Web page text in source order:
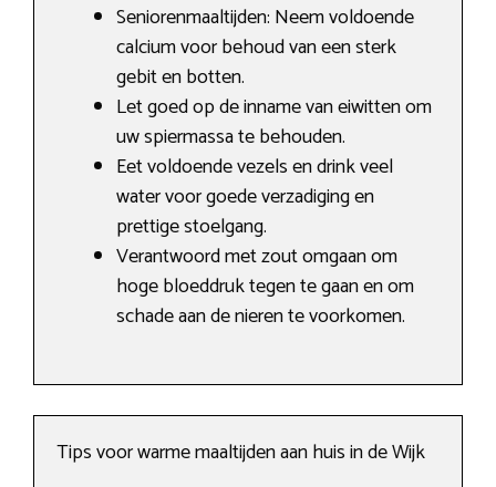
Seniorenmaaltijden: Neem voldoende
calcium voor behoud van een sterk
gebit en botten.
Let goed op de inname van eiwitten om
uw spiermassa te behouden.
Eet voldoende vezels en drink veel
water voor goede verzadiging en
prettige stoelgang.
Verantwoord met zout omgaan om
hoge bloeddruk tegen te gaan en om
schade aan de nieren te voorkomen.
Tips voor warme maaltijden aan huis in de Wijk